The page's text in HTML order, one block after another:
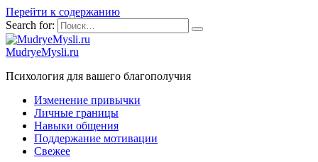
Перейти к содержанию
Search for:
MudryeMysli.ru
Психология для вашего благополучия
Изменение привычки
Личные границы
Навыки общения
Поддержание мотивации
Свежее